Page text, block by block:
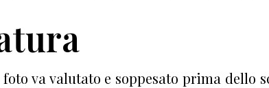
va valutato e soppesato prima dello